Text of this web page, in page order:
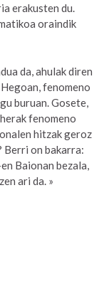
erakusten du.
oraindik
da, ahulak diren
fenomeno
buruan. Gosete,
fenomeno
hitzak geroz
Berri on bakarra:
Baionan bezala,
ari da. »